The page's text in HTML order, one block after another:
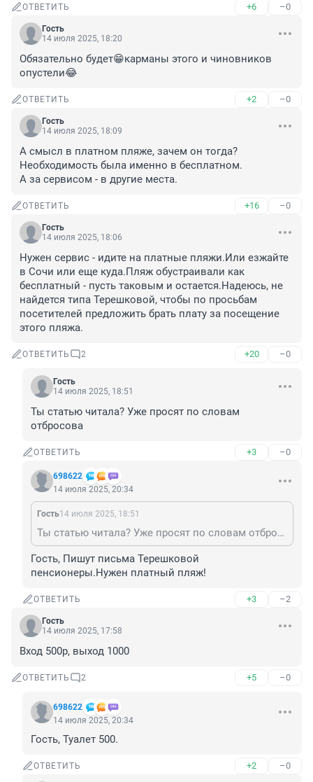
ОТВЕТИТЬ +6 –0
Гость
14 июля 2025, 18:20
Обязательно будет😁карманы этого и чиновников
опустели😂
ОТВЕТИТЬ +2 –0
Гость
14 июля 2025, 18:09
А смысл в платном пляже, зачем он тогда?
Необходимость была именно в бесплатном.
А за сервисом - в другие места.
ОТВЕТИТЬ +16 –0
Гость
14 июля 2025, 18:06
Нужен сервис - идите на платные пляжи.Или езжайте
в Сочи или еще куда.Пляж обустраивали как
бесплатный - пусть таковым и остается.Надеюсь, не
найдется типа Терешковой, чтобы по просьбам
посетителей предложить брать плату за посещение
этого пляжа.
ОТВЕТИТЬ 2 +20 –0
Гость
14 июля 2025, 18:51
Ты статью читала? Уже просят по словам
отбросова
ОТВЕТИТЬ +3 –0
698622
14 июля 2025, 20:34
Гость14 июля 2025, 18:51
Ты статью читала? Уже просят по словам отбросова
Гость, Пишут письма Терешковой
пенсионеры.Нужен платный пляж!
ОТВЕТИТЬ +3 –2
Гость
14 июля 2025, 17:58
Вход 500р, выход 1000
ОТВЕТИТЬ 2 +5 –0
698622
14 июля 2025, 20:34
Гость, Туалет 500.
ОТВЕТИТЬ +2 –0